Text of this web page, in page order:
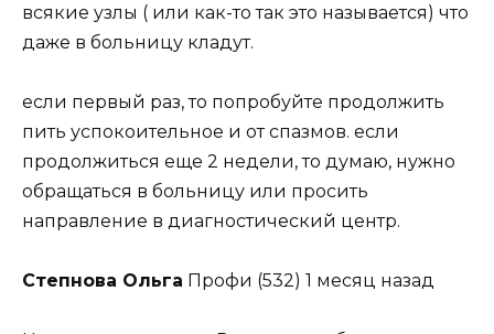
всякие узлы ( или как-то так это называется) что
даже в больницу кладут.
если первый раз, то попробуйте продолжить
пить успокоительное и от спазмов. если
продолжиться еще 2 недели, то думаю, нужно
обращаться в больницу или просить
направление в диагностический центр.
Степнова Ольга Профи (532) 1 месяц назад